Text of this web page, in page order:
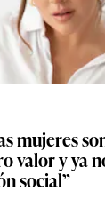
mujeres
valor y ya
social”